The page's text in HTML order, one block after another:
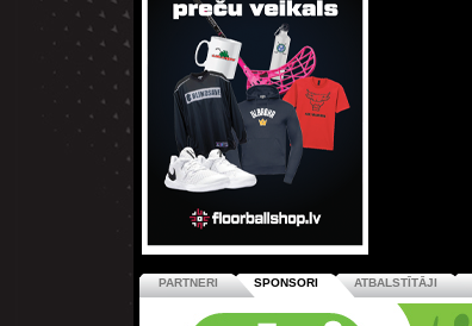
PARTNERI SPONSORI ATBALSTĪTĀJI